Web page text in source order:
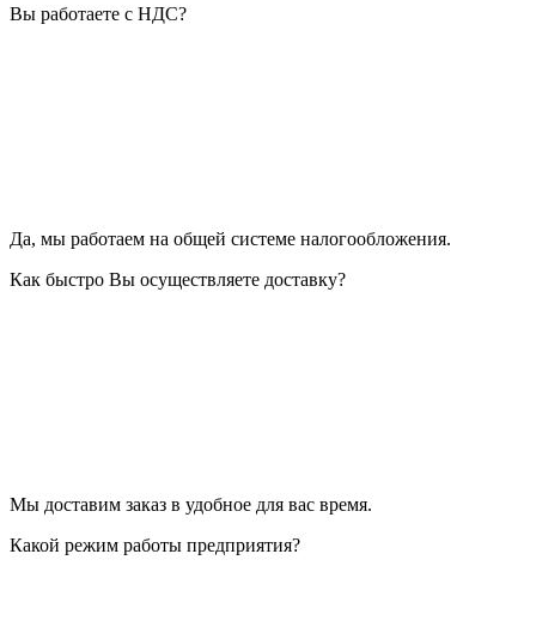
Вы работаете с НДС?
Да, мы работаем на общей системе налогообложения.
Как быстро Вы осуществляете доставку?
Мы доставим заказ в удобное для вас время.
Какой режим работы предприятия?